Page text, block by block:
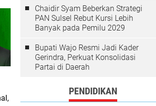
Chaidir Syam Beberkan Strategi
PAN Sulsel Rebut Kursi Lebih
Banyak pada Pemilu 2029
Bupati Wajo Resmi Jadi Kader
Gerindra, Perkuat Konsolidasi
Partai di Daerah
PENDIDIKAN